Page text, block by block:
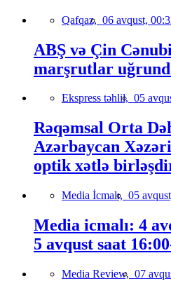
Qafqaz, 06 avqust,
ABŞ və Çin
marşrutlar
Ekspress təhlil, 05
Rəqəmsal Orta
Azərbaycan
optik xətlə
Media İcmalı, 05
Media icmalı: 4
5 avqust saat
Media Review, 07